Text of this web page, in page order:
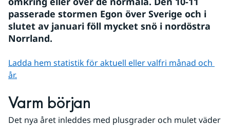
passerade stormen Egon över Sverige och i
slutet av januari föll mycket snö i nordöstra
Norrland.
Ladda hem statistik för aktuell eller valfri månad och
år.
Varm början
Det nya året inleddes med plusgrader och mulet väder